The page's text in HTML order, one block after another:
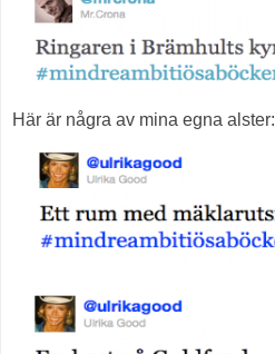
Här är några av mina egna alster: